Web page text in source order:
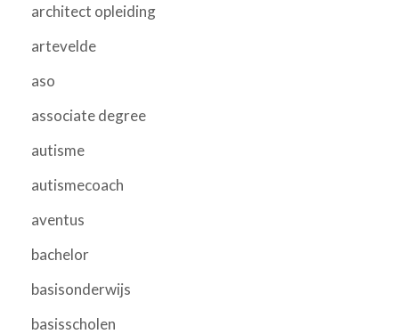
architect opleiding
artevelde
aso
associate degree
autisme
autismecoach
aventus
bachelor
basisonderwijs
basisscholen